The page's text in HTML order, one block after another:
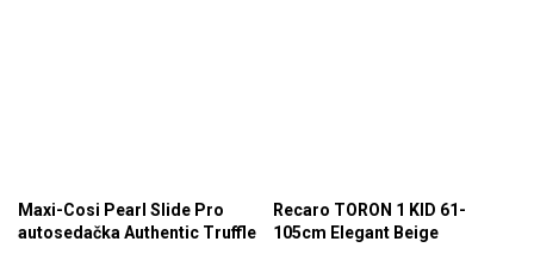
Maxi-Cosi Pearl Slide Pro
autosedačka Authentic Truffle
Recaro TORON 1 KID 61-
105cm Elegant Beige